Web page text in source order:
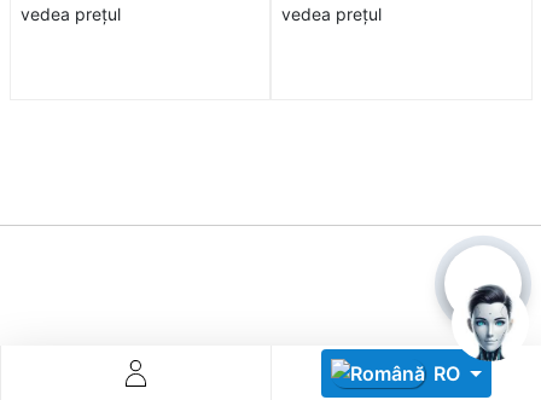
RO
vedea prețul
vedea prețul
Despre Noi